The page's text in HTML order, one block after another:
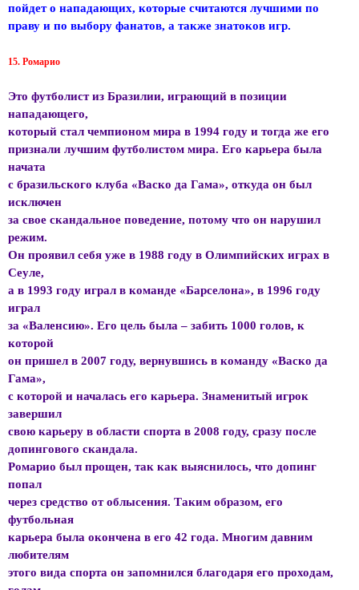
пойдет о нападающих, которые считаются лучшими по
праву и по выбору фанатов, а также знатоков игр.
15. Ромарио
Это футболист из Бразилии, играющий в позиции
нападающего,
который стал чемпионом мира в 1994 году и тогда же его
признали лучшим футболистом мира. Его карьера была
начата
с бразильского клуба «Васко да Гама», откуда он был
исключен
за свое скандальное поведение, потому что он нарушил
режим.
Он проявил себя уже в 1988 году в Олимпийских играх в
Сеуле,
а в 1993 году играл в команде «Барселона», в 1996 году
играл
за «Валенсию». Его цель была – забить 1000 голов, к
которой
он пришел в 2007 году, вернувшись в команду «Васко да
Гама»,
с которой и началась его карьера. Знаменитый игрок
завершил
свою карьеру в области спорта в 2008 году, сразу после
допингового скандала.
Ромарио был прощен, так как выяснилось, что допинг
попал
через средство от облысения. Таким образом, его
футбольная
карьера была окончена в его 42 года. Многим давним
любителям
этого вида спорта он запомнился благодаря его проходам,